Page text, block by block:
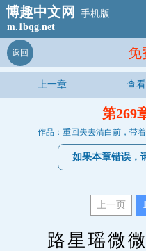
博趣中文网
手机版
m.1bqg.net
免
返回
上一章 查
第269
作品：重回失去清白前，带
如果本章错误，
上一页
路星瑶微微